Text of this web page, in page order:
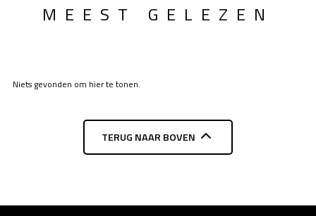
MEEST GELEZEN
Niets gevonden om hier te tonen.
TERUG NAAR BOVEN